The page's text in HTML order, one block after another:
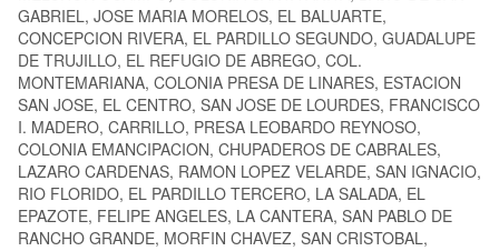
GABRIEL, JOSE MARIA MORELOS, EL BALUARTE,
CONCEPCION RIVERA, EL PARDILLO SEGUNDO, GUADALUPE
DE TRUJILLO, EL REFUGIO DE ABREGO, COL.
MONTEMARIANA, COLONIA PRESA DE LINARES, ESTACION
SAN JOSE, EL CENTRO, SAN JOSE DE LOURDES, FRANCISCO
I. MADERO, CARRILLO, PRESA LEOBARDO REYNOSO,
COLONIA EMANCIPACION, CHUPADEROS DE CABRALES,
LAZARO CARDENAS, RAMON LOPEZ VELARDE, SAN IGNACIO,
RIO FLORIDO, EL PARDILLO TERCERO, LA SALADA, EL
EPAZOTE, FELIPE ANGELES, LA CANTERA, SAN PABLO DE
RANCHO GRANDE, MORFIN CHAVEZ, SAN CRISTOBAL,